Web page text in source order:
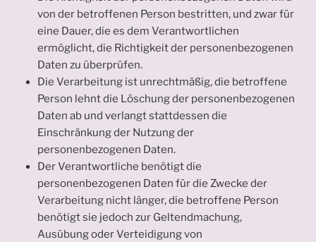
von der betroffenen Person bestritten, und zwar für
eine Dauer, die es dem Verantwortlichen
ermöglicht, die Richtigkeit der personenbezogenen
Daten zu überprüfen.
Die Verarbeitung ist unrechtmäßig, die betroffene
Person lehnt die Löschung der personenbezogenen
Daten ab und verlangt stattdessen die
Einschränkung der Nutzung der
personenbezogenen Daten.
Der Verantwortliche benötigt die
personenbezogenen Daten für die Zwecke der
Verarbeitung nicht länger, die betroffene Person
benötigt sie jedoch zur Geltendmachung,
Ausübung oder Verteidigung von